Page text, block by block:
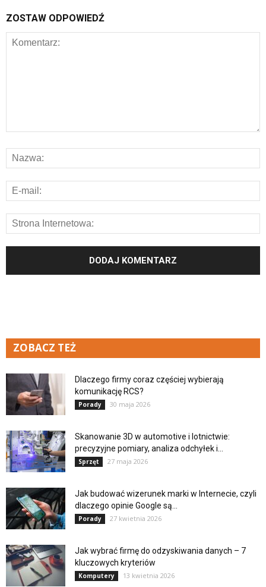
ZOSTAW ODPOWIEDŹ
ZOBACZ TEŻ
Dlaczego firmy coraz częściej wybierają
komunikację RCS?
Porady 30 maja 2026
Skanowanie 3D w automotive i lotnictwie:
precyzyjne pomiary, analiza odchyłek i...
Sprzęt 27 maja 2026
Jak budować wizerunek marki w Internecie, czyli
dlaczego opinie Google są...
Porady 27 kwietnia 2026
Jak wybrać firmę do odzyskiwania danych – 7
kluczowych kryteriów
Komputery 13 kwietnia 2026